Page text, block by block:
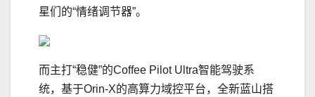
星们的“情绪调节器”。
而主打“稳健”的Coffee Pilot Ultra智能驾驶系
统，基于Orin-X的高算力域控平台，全新蓝山搭